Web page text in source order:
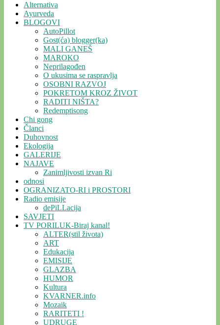
Alternativa
Ayurveda
BLOGOVI
AutoPillot
Gost(ća) blogger(ka)
MALI GANEŠ
MAROKO
Neprilagođen
O ukusima se raspravlja
OSOBNI RAZVOJ
POKRETOM KROZ ŽIVOT
RADITI NIŠTA?
Redemptisong
Chi gong
Članci
Duhovnost
Ekologija
GALERIJE
NAJAVE
Zanimljivosti izvan Ri
odnosi
OGRANIZATO-RI i PROSTORI
Radio emisije
dePiLLacija
SAVJETI
TV PORILUK-Biraj kanal!
ALTER(stil života)
ART
Edukacija
EMISIJE
GLAZBA
HUMOR
Kultura
KVARNER.info
Mozaik
RARITETI !
UDRUGE